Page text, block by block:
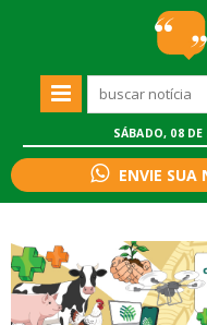
SÁBADO, 08
ENVIE